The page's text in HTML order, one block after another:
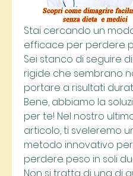
Stai cercando un
efficace per perdere
Sei stanco di seguire
rigide che sembrano
portare a risultati
Bene, abbiamo la
per te! Nel nostro
articolo, ti sveleremo
metodo innovativo per
perdere peso in soli